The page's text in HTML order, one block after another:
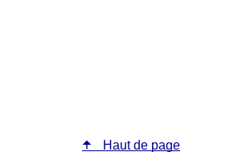
Haut de page